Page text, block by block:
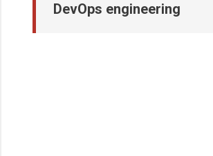
DevOps engineering